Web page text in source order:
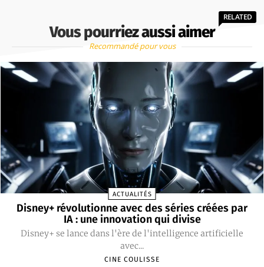
Vous pourriez aussi aimer
RELATED
Recommandé pour vous
ACTUALITÉS
Disney+ révolutionne avec des séries créées par
IA : une innovation qui divise
Disney+ se lance dans l'ère de l'intelligence artificielle
avec...
CINE COULISSE